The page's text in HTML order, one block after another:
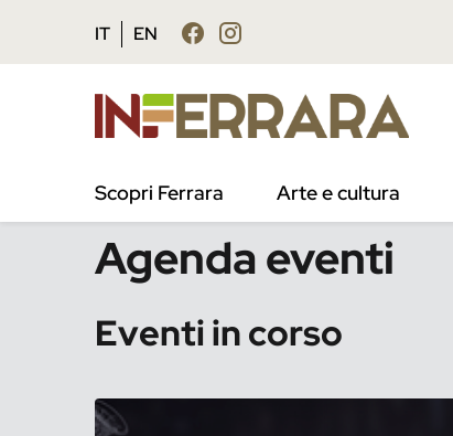
Vai al contenuto principale
Vai al footer
IT EN
Scopri Ferrara Arte e cultura
/ Eventi
Agenda eventi
Eventi in corso